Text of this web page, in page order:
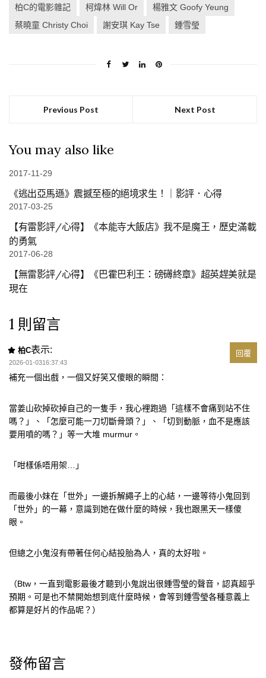
柏C的電影雜記
柯煒林 Will Or
楊雅文 Goofy Yeung
蔡曉童 Christy Choi
謝安琪 Kay Tse 鍾雪瑩
Previous Post Next Post
You may also like
2017-11-29
《逃出亞馬遜》震撼至極的絕境求生！｜影評．心得
2017-03-25
【有雷影評/心得】《本能寺大飯店》我不是魔王，歷史滿載
的勇氣
2017-06-28
【無雷影評/心得】《巴霍巴利王：磅礡終章》超英趕美就是
現在
1 則留言
柏C表示:
2026-01-0316:37:43
補充一個出戲，一個又好笑又傻眼的瞬間：
當姜山砍掉砍掉自己的一隻手，我心裡跑過「這樣不會痛到站不住
嗎？」、「怎麼可能一刀切斷骨頭？」、「切到動脈，血不是應該
要用噴的嗎？」等一大堆 murmur。
「咁樣係唔用架…」
而最後小妹在「世外」一邊拆解繩子上的心結，一邊等待小鬼回到
「世外」的一幕，意識到她在做什麼的時候，我也跟黑天一樣傻
眼。
但總之小鬼沒有帶著任何心結投胎為人，真的太好啦。
（Btw，一直到電影最後才聽到小鬼說出很鍾雪瑩的聲音，認真超乎
預期。可是也不禁開始想到底什麼時候，會等到鍾雪瑩各種意義上
都算是好片的作品呢？）
回覆
發佈留言